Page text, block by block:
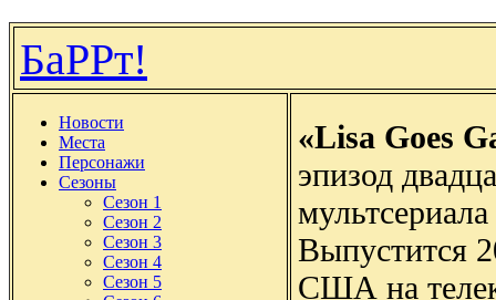
БаРРт!
Новости
Места
Персонажи
Сезоны
Сезон 1
Сезон 2
Сезон 3
Сезон 4
Сезон 5
«Lisa Goes
эпизод
Выпустится
США на